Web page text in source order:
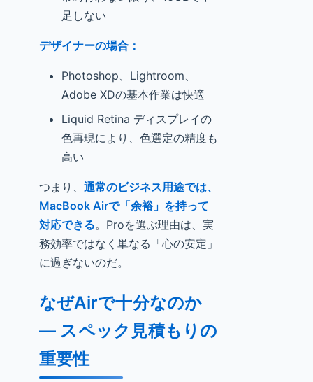
足しない
デザイナーの場合：
Photoshop、Lightroom、
Adobe XDの基本作業は快適
Liquid Retina ディスプレイの
色再現により、色選定の精度も
高い
つまり、 通常のビジネス用途では、
MacBook Airで「余裕」を持って
対応できる。Proを選ぶ理由は、実
務効率ではなく単なる「心の安定」
に過ぎないのだ。
なぜAirで十分なのか
— スペック見積もりの
重要性